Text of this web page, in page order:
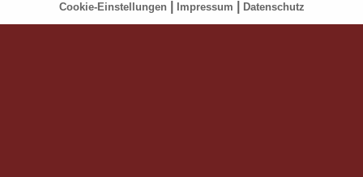
Wichtig: Wir weisen Sie darauf hin, dass die Verarbeitung Ihrer Daten
Cookie-Einstellungen Impressum Datenschutz